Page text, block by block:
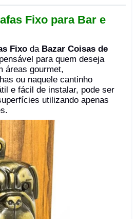
Fixo para Bar e
Fixo da Bazar Coisas de
para quem deseja
áreas gourmet,
ou naquele cantinho
e fácil de instalar, pode ser
utilizando apenas